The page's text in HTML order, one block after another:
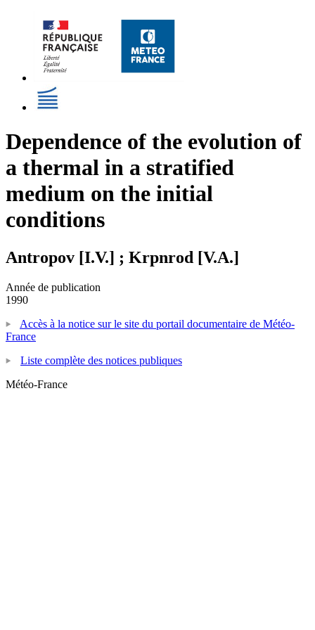
Dependence of the evolution of
a thermal in a stratified
medium on the initial
conditions
Antropov [I.V.] ; Krpnrod [V.A.]
Année de publication
1990
Accès à la notice sur le site du portail documentaire de Météo-
France
Liste complète des notices publiques
Météo-France